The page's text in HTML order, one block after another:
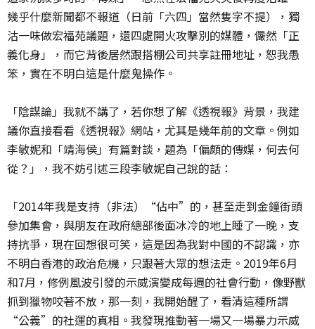
幾乎什麼新聞都不報道（日前「六四」當然隻字不提），獨
沽一味做宏福苑議題，還四處開火攻擊別的媒體，儼然「正
義化身」，而它背後居然跟搭棚公司共享註冊地址，恕我愚
笨，實在不明白這是什麼鬼操作。
「陰謀論」我就不講了，若你想了解《透視報》背景，我建
議你直接看看《透視報》網站，尤其是幾年前的文章。例如
李敏妮和「靖海侯」有篇對談，題為「偏頗的傳媒，何去何
從？」，我不妨引述三段李敏妮自己說的話：
「2014年我是支持（非法）“佔中”的，甚至走到金鐘街頭
參加集會，與朋友在政府總部後面冰冷的地上睡了一晚，支
持抗爭，現在回想很可笑，這是因為我對中國的不認識，亦
不明白香港的政治危機，只跟著大眾的想法走。2019年6月
和7月，修例風波引發的示威演變成每週的社會行動，像野獸
抓到獵物咬著不放，那一刻，我開始醒了，看清這種所謂
“公義”的社運的真相。我發現推動著一場又一場暴力示威